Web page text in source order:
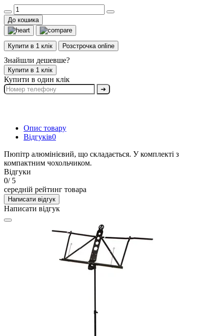
До кошика
Купити в 1 клік Розстрочка online
Знайшли дешевше?
Купити в 1 клік
Купити в один клік
➔
Опис товару
Відгуків0
Пюпітр алюмінієвий, що складається. У комплекті з
компактним чохольчиком.
Відгуки
0/ 5
середній рейтинг товара
Написати відгук
Написати відгук